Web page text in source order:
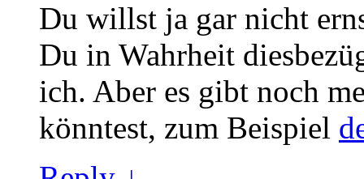
Du willst ja gar nicht
Du in Wahrheit
ich. Aber es gibt noch
könntest, zum Beispiel